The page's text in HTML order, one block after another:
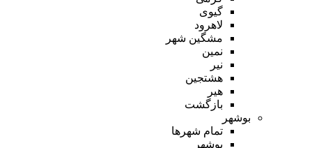
گیوی
لاهرود
مشگین شهر
نمین
نیر
هشتجین
هیر
بازگشت
بوشهر
تمام شهر‌ها
بوشهر